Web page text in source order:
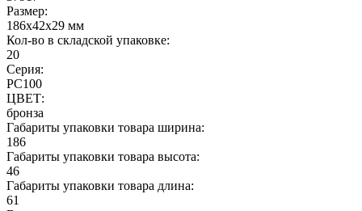
Размер:
186x42x29 мм
Кол-во в складской упаковке:
20
Серия:
РС100
ЦВЕТ:
бронза
Габариты упаковки товара ширина:
186
Габариты упаковки товара высота:
46
Габариты упаковки товара длина:
61